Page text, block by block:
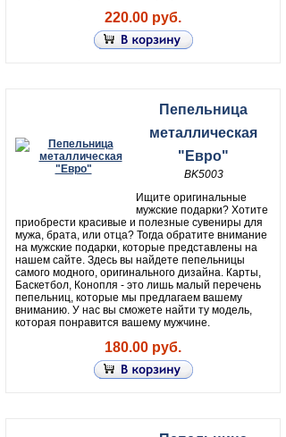
220.00 руб.
Пепельница
металлическая
"Евро"
BK5003
Ищите оригинальные
мужские подарки? Хотите
приобрести красивые и полезные сувениры для
мужа, брата, или отца? Тогда обратите внимание
на мужские подарки, которые представлены на
нашем сайте. Здесь вы найдете пепельницы
самого модного, оригинального дизайна. Карты,
Баскетбол, Конопля - это лишь малый перечень
пепельниц, которые мы предлагаем вашему
вниманию. У нас вы сможете найти ту модель,
которая понравится вашему мужчине.
180.00 руб.